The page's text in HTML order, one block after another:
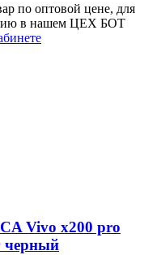
по оптовой цене, для
в нашем ЦЕХ БОТ
Vivo x200 pro
черный